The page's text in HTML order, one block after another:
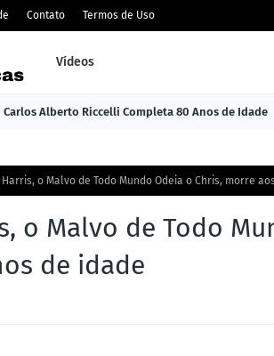
Contato Termos de Uso
Vídeos
Carlos Alberto Riccelli Completa 80 Anos de Idade
o Malvo de Todo Mundo Odeia o Chris, morre
o Malvo de Todo
de idade